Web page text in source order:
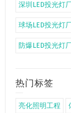
深圳LED投光灯
球场LED投光灯
防爆LED投光灯
热门标签
亮化照明工程